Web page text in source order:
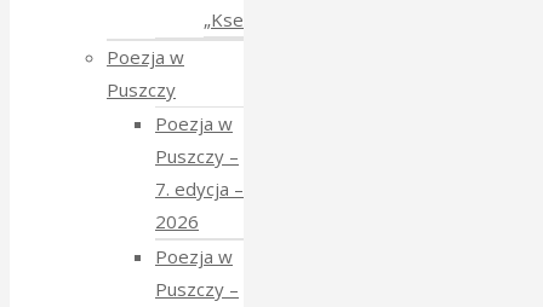
„Ksenia”
Poezja w
Puszczy
Poezja w
Puszczy –
7. edycja –
2026
Poezja w
Puszczy –